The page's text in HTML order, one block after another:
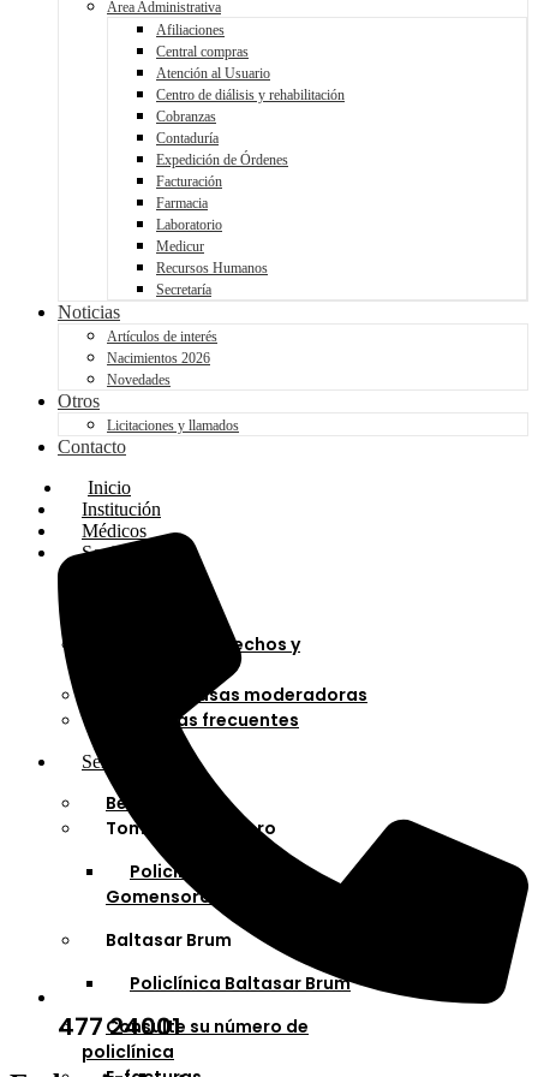
Área Administrativa
Afiliaciones
Central compras
Atención al Usuario
Centro de diálisis y rehabilitación
Cobranzas
Contaduría
Expedición de Órdenes
Facturación
Farmacia
Laboratorio
Medicur
Recursos Humanos
Secretaría
Noticias
Artículos de interés
Nacimientos 2026
Novedades
Otros
Licitaciones y llamados
Contacto
Inicio
Institución
Médicos
Socios
Cartilla de derechos y
Cuotas y tasas moderadoras
Preguntas frecuentes
Servicios
Bella Unión
Tomás Gomensoro
Policlínica Tomás
Gomensoro
Baltasar Brum
Policlínica Baltasar Brum
Consulte su número de
policlínica
477 24001